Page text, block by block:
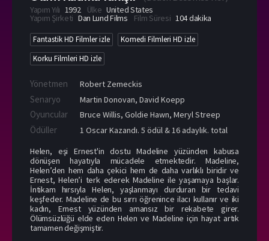
Yapım Yılı 1992 Ülke United States
Yapım Şirketi Dan Lund Films Film Süresi 104 dakika
Fantastik HD Filmler izle
Komedi Filmleri HD izle
Korku Filmleri HD izle
Yönetmen Robert Zemeckis
Senaryo Martin Donovan, David Koepp
Oyuncular Bruce Willis, Goldie Hawn, Meryl Streep
Ödüller
1 Oscar Kazandı. 5 ödül & 16 adaylık. total
Helen, eşi Ernest'in dostu Madeline yüzünden kabusa
dönüşen hayatıyla mücadele etmektedir. Madeline,
Helen’den hem daha çekici hem de daha varlıklı biridir ve
Ernest, Helen’i terk ederek Madeline ile yaşamaya başlar.
İntikam hırsıyla Helen, yaşlanmayı durduran bir tedavi
keşfeder. Madeline de bu sırrı öğrenince ilacı kullanır ve iki
kadın, Ernest yüzünden amansız bir rekabete girer.
Ölümsüzlüğü elde eden Helen ve Madeline için hayat artık
tamamen değişmiştir.